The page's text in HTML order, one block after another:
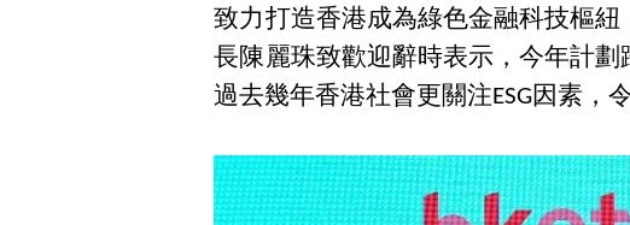
致力打造香港成為綠色金融科技樞
長陳麗珠致歡迎辭時表示，今年計
過去幾年香港社會更關注ESG因素，